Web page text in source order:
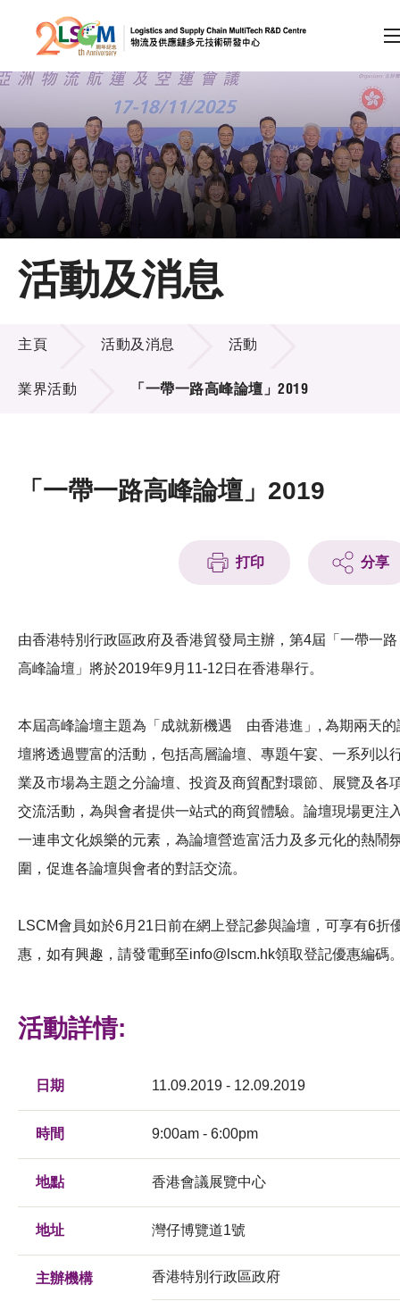
跳到內容（按回車鍵）
會員登入
A A EN 繁 简
主頁
關於LSCM
技術商品化
項目及資助計劃
活動及消息
科技分享
會籍
活動及消息
活動及消息
主頁 活動及消息 活動
業界活動 「一帶一路高峰論壇」2019
「一帶一路高峰論壇」2019
打印 分享
由香港特別行政區政府及香港貿發局主辦，第4屆「一帶一路
高峰論壇」將於2019年9月11-12日在香港舉行。
本屆高峰論壇主題為「成就新機遇 由香港進」, 為期兩天的
壇將透過豐富的活動，包括高層論壇、專題午宴、一系列以
業及市場為主題之分論壇、投資及商貿配對環節、展覽及各
交流活動，為與會者提供一站式的商貿體驗。論壇現場更注
一連串文化娛樂的元素，為論壇營造富活力及多元化的熱鬧
圍，促進各論壇與會者的對話交流。
LSCM會員如於6月21日前在網上登記參與論壇，可享有6折
惠，如有興趣，請發電郵至info@lscm.hk領取登記優惠編碼
活動詳情:
日期 11.09.2019 - 12.09.2019
時間 9:00am - 6:00pm
地點 香港會議展覽中心
地址 灣仔博覽道1號
主辦機構 香港特別行政區政府